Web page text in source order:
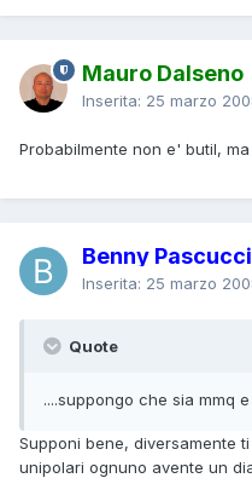
Mauro Dalseno
Inserita: 25 marzo
Probabilmente non e' butil,
Benny Pascucci
Inserita: 25 marzo
Quote
....suppongo che sia mmq e
Supponi bene, diversamente
unipolari ognuno avente un